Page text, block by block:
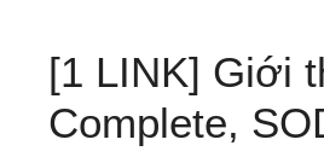
[1 LINK] Giới
Complete,